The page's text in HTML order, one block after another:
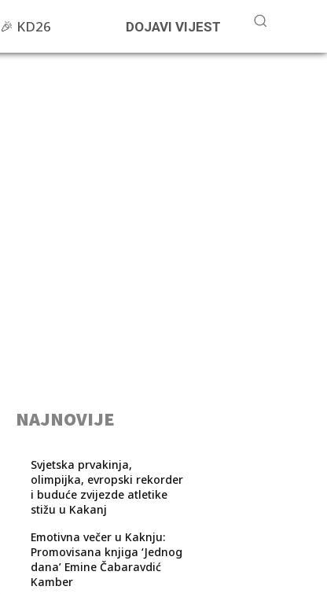
🎉 KD26 DOJAVI VIJEST
NAJNOVIJE
Svjetska prvakinja,
olimpijka, evropski rekorder
i buduće zvijezde atletike
stižu u Kakanj
Emotivna večer u Kaknju:
Promovisana knjiga ‘Jednog
dana’ Emine Čabaravdić
Kamber